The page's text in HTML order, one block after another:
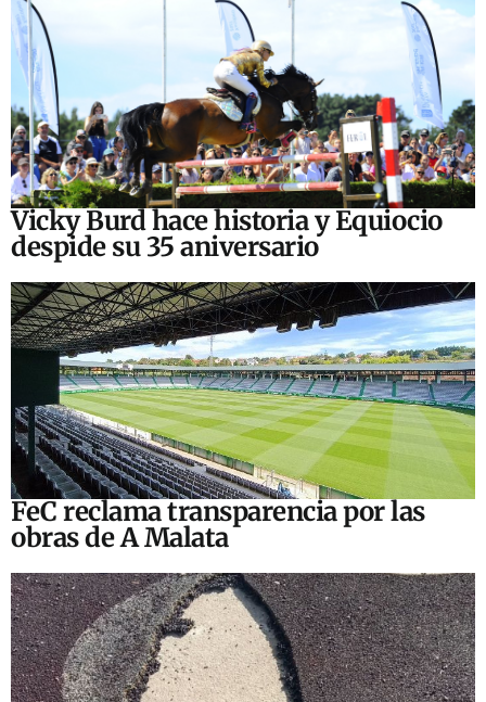
Vicky Burd hace historia y Equiocio
despide su 35 aniversario
FeC reclama transparencia por las
obras de A Malata